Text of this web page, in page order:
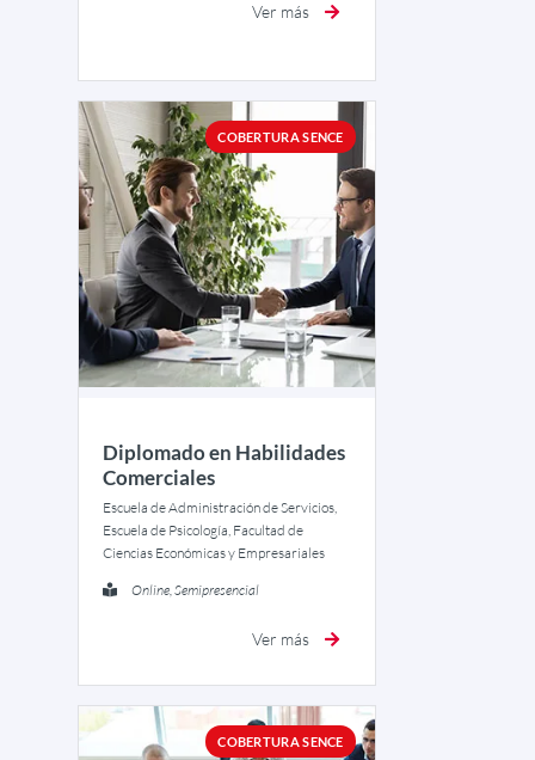
Ver más
COBERTURA SENCE
Diplomado en Habilidades
Comerciales
Escuela de Administración de Servicios,
Escuela de Psicología, Facultad de
Ciencias Económicas y Empresariales
Online, Semipresencial
Ver más
COBERTURA SENCE